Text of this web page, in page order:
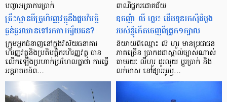
បញ្ហា​អត្រា​ការប្រាក់
គ្រឹះស្ថាន​មីក្រូ​ហិរញ្ញវត្ថុ​នឹង​ជួប​វិបត្តិ​
ធ្ងន់ធ្ងរ​ឈាន​ទៅ​រក​ការ​ក្ស័យធន?
ក្រុម​អ្នក​ជំនាញ​នៅ​ក្នុង​វិស័យ​ធនាគារ
ហិរញ្ញវត្ថុ​និង​ប្រតិបត្តិករ​ហិរញ្ញ​វត្ថុ បាន​​
លើក​ឡើង​ប្រហាក់​ប្រហែល​គ្នា​ថា ការ​ធ្វើ​
អន្តរាគមន៍​ព…
ពាណិជ្ជករជោគជ័យ
ឧកញ៉ា លី ហួរ៖ ដើមទុនរកស៊ីដំបូង
របស់ខ្ញុំកើតចេញពីជ្រូក១ក្បាល
និយាយ​ពី​ឈ្មោះ លី ហួរ មាន​ប្រជាជន​
ភាគ​ច្រើន ប្រាកដ​ជា​ស្គាល់​ច្បាស់​ណាស់
តាមរយៈ លីហួរ ដូរ​លុយ ប្តូរ​បា្រក់ និង​
លក់​មាស នៅ​ផ្សារ​អូរ​ឫ…